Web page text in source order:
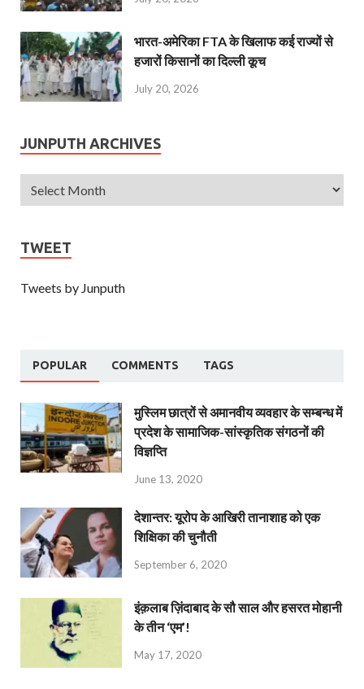
भारत-अमेरिका FTA के खिलाफ कई राज्यों से
हजारों किसानों का दिल्ली कूच
July 20, 2026
JUNPUTH ARCHIVES
TWEET
Tweets by Junputh
POPULAR COMMENTS TAGS
मुस्लिम छात्रों से अमानवीय व्यवहार के सम्बन्ध में
प्रदेश के सामाजिक-सांस्कृतिक संगठनों की
विज्ञप्ति
June 13, 2020
देशान्‍तर: यूरोप के आखिरी तानाशाह को एक
शिक्षिका की चुनौती
September 6, 2020
इंक़लाब ज़िंदाबाद के सौ साल और हसरत मोहानी
के तीन ‘एम’!
May 17, 2020